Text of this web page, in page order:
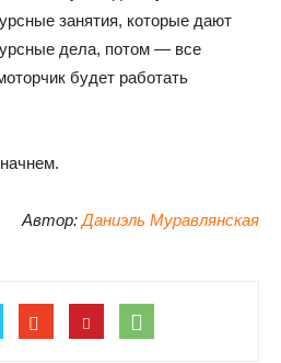
занятия, которые дают
дела, потом — все
будет работать
Автор:Даниэль Муравлянская